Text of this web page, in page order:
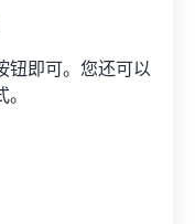
钮即可。您还可以